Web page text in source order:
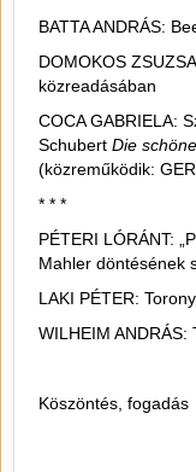
BATTA ANDRÁS:
DOMOKOS
közreadásában
COCA GABRIELA:
Schubert Die
(közreműködik:
* * *
PÉTERI LÓRÁNT:
Mahler döntésének
LAKI PÉTER:
WILHEIM ANDRÁS:
Köszöntés, fogadás